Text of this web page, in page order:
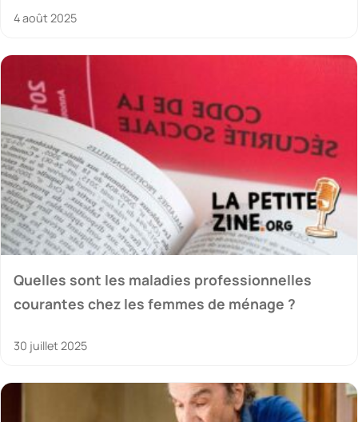
4 août 2025
Quelles sont les maladies professionnelles
courantes chez les femmes de ménage ?
30 juillet 2025